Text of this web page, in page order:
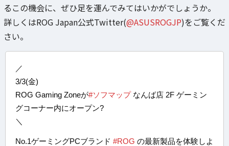
るこの機会に、ぜひ足を運んでみてはいかがでしょうか。
詳しくはROG Japan公式Twitter(@ASUSROGJP)をご覧くだ
さい。
／
3/3(金)
ROG Gaming Zoneが#ソフマップなんば店 2F ゲーミン
グコーナー内にオープン?
＼
No.1ゲーミングPCブランド #ROG の最新製品を体験しよ